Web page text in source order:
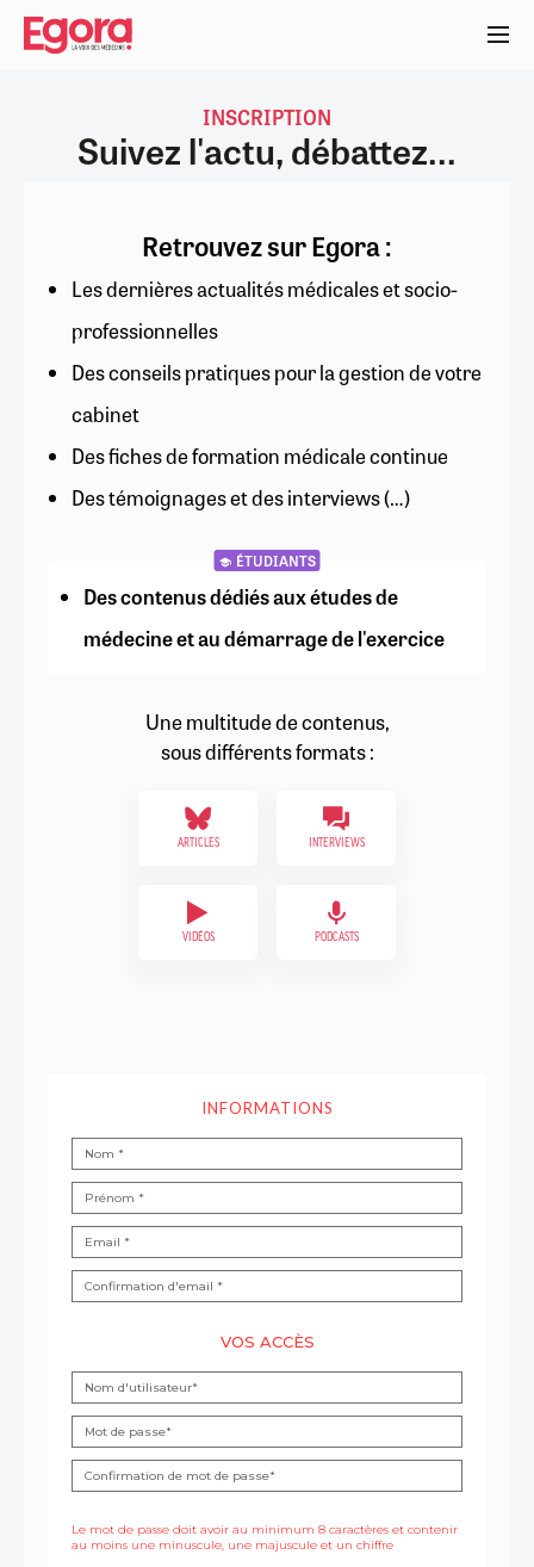
Aller
contenu
INSCRIPTION
Suivez l'actu, débattez...
Retrouvez sur Egora :
Les dernières actualités médicales et socio-
professionnelles
Des conseils pratiques pour la gestion de votre
cabinet
Des fiches de formation médicale continue
Des témoignages et des interviews (…)
ÉTUDIANTS
Des contenus dédiés aux études de
médecine et au démarrage de l'exercice
Une multitude de contenus,
sous différents formats :
ARTICLES INTERVIEWS
VIDÉOS PODCASTS